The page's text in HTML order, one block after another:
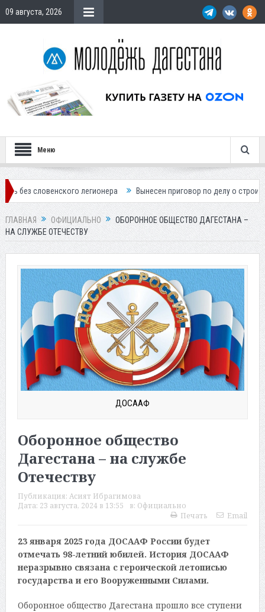
09 августа, 2026
Меню
легионера Вынесен приговор по делу о строительстве
ГЛАВНАЯ ОФИЦИАЛЬНО
ОБОРОННОЕ ОБЩЕСТВО ДАГЕСТАНА –
НА СЛУЖБЕ ОТЕЧЕСТВУ
ДОСААФ
Оборонное общество
Дагестана – на службе
Отечеству
Публикация: Асият Ибрагимова
Дата: 23 августа, 2024 в 13:55 в: Официально
Печать
Email
23 января 2025 года ДОСААФ России будет
отмечать 98-летний юбилей. История ДОСААФ
неразрывно связана с героической летописью
государства и его Вооруженными Силами.
Оборонное общество Дагестана прошло все ступени